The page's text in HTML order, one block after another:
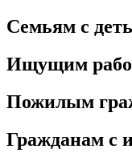
Семьям с
Ищущим
Пожилым
Гражданам с